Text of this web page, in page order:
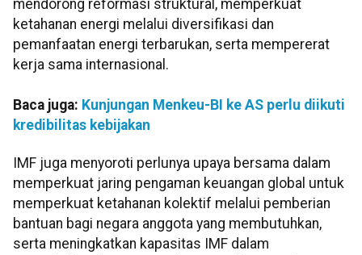
mendorong reformasi struktural, memperkuat
ketahanan energi melalui diversifikasi dan
pemanfaatan energi terbarukan, serta mempererat
kerja sama internasional.
Baca juga: Kunjungan Menkeu-BI ke AS perlu diikuti
kredibilitas kebijakan
IMF juga menyoroti perlunya upaya bersama dalam
memperkuat jaring pengaman keuangan global untuk
memperkuat ketahanan kolektif melalui pemberian
bantuan bagi negara anggota yang membutuhkan,
serta meningkatkan kapasitas IMF dalam